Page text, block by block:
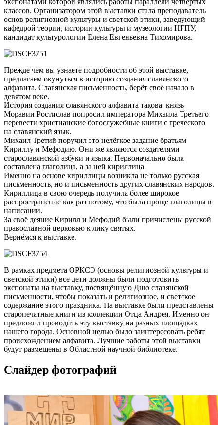
экспонатами которой являлись работы параллели четвёртых
классов. Организатором этой выставки стала преподаватель
основ религиозной культуры и светской этики, заведующий
кафедрой теории, истории культуры и музеологии НГПУ,
кандидат культурологии Елена Евгеньевна Тихомирова.
Прежде чем вы узнаете подробности об этой выставке,
предлагаем окунуться в историю создания славянского
алфавита. Славянская письменность, берёт своё начало в
девятом веке.
История создания славянского алфавита такова: князь
Моравии Ростислав попросил императора Михаила Третьего
перевести христианские богослужебные книги с греческого
на славянский язык.
Михаил Третий поручил это нелёгкое задание братьям
Кириллу и Мефодию. Они же являются создателями
старославянской азбуки и языка. Первоначально была
составлена глаголица, а за ней кириллица.
Именно на основе кириллицы возникла не только русская
письменность, но и письменность других славянских народов.
Кириллица в свою очередь получила более широкое
распространение как раз потому, что была проще глаголицы в
написании.
За своё деяние Кирилл и Мефодий были причислены русской
православной церковью к лику святых.
Вернёмся к выставке.
В рамках предмета ОРКСЭ (основы религиозной культуры и
светской этики) все дети должны были подготовить
экспонаты на выставку, посвящённую Дню славянской
письменности, чтобы показать и религиозное, и светское
содержание этого праздника. На выставке были представлены
старопечатные книги из коллекции Отца Андрея. Именно он
предложил проводить эту выставку на разных площадках
нашего города. Основной целью было заинтересовать ребят
происхождением алфавита. Лучшие работы этой выставки
будут размещены в Областной научной библиотеке.
Слайдер фотографий